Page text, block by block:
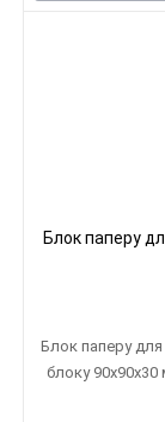
Блок паперу
Блок паперу
блоку 90х90х30